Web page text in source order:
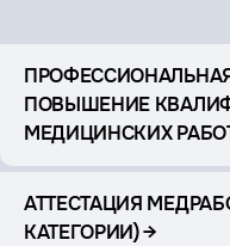
ПОВЫШЕНИЕ
МЕДИЦИНСКИХ
АТТЕСТАЦИЯ
КАТЕГОРИИ) →